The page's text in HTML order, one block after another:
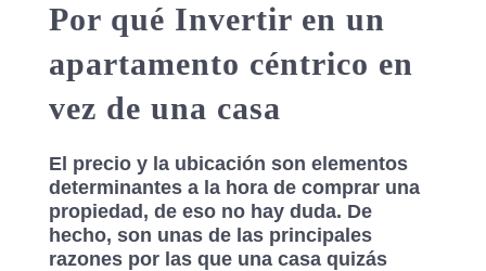
Por qué Invertir en un
apartamento céntrico en
vez de una casa
El precio y la ubicación son elementos
determinantes a la hora de comprar una
propiedad, de eso no hay duda. De
hecho, son unas de las principales
razones por las que una casa quizás